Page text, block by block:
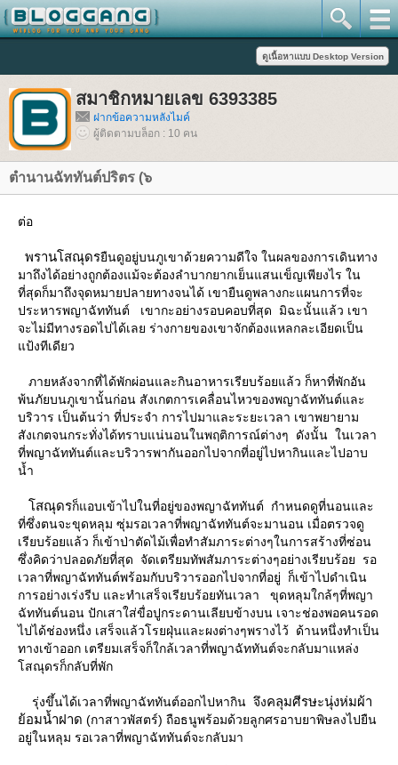
สมาชิกหมายเลข 6393385
ฝากข้อความหลังไมค์
ผู้ติดตามบล็อก : 10 คน
ตำนานฉัททันต์ปริตร (๖
ต่อ
พรานโสณุดรืนดูอยู่บนภูเขาด้วยความดีใจ ในผลของการเดินทาง
มาถึงได้อย่างถูกต้องแม้จะต้องลำบากยากเย็นแสนเข็ญเพียงไร ใน
ที่สุดก็มาถึงจุดหมายปลายทางจนได้ เขายืนดูพลางกะแผนการที่จะ
ประหารพญาฉัททันต์ เขากะอย่างรอบคอบที่สุด มิฉะนั้นแล้ว เขา
จะไม่มีทางรอดไปได้เลย ร่างกายของเขาจักต้องแหลกละเอียดเป็น
ป้งทีเดียว
ภายหลังจากที่ได้พักผ่อนและกินอาหารเรียบร้อยแล้ว ก็หาที่พักอัน
พ้นภัยบนภูเขานั้นก่อน สังเกตการเคลื่อนไหวของพญาฉัททันต์และ
บริวาร เป็นต้นว่า ที่ประจำ การไปมาและระยะเวลา เขาพยายาม
สังเกตจนกระทั่งได้ทราบแน่นอนในพฤติการณ์ต่างๆ ดังนั้น ในเวลา
ที่พญาฉัททันต์และบริวารพากันออกไปจากที่อยู่ไปหากินและไปอาบ
น้ำ
สณุดรก็แอบเข้าไปในที่อยู่ของพญาฉัททันต์ กำหนดดูที่นอนและ
ที่ซึ่งตนจะขุดหลุม ซุ่มรอเวลาที่พญาฉัททันต์จะมานอน เมื่อตรวจดู
เรียบร้อยแล้ว ก็เข้าป่าตัดไม้เพื่อทำสัมภาระต่างๆในการสร้างที่ซ่อน
ซึ่งคิดว่าปลอดภัยที่สุด จัดเตรียมทัพสัมภาระต่างๆอย่างเรียบร้อย รอ
เวลาที่พญาฉัททันต์พร้อมกับบริวารออกไปจากที่อยู่ ก็เข้าไปดำเนิน
การอย่างเร่งรีบ และทำเสร็จเรียบร้อยทันเวลา ขุดหลุมใกล้ๆที่พญา
ฉัททันต์นอน ปักเสาใส่ขื่อปูกระดานเลียบข้างบน เจาะช่องพอคนรอด
ไปได้ช่องหนึ่ง เสร็จแล้วโรยฝุ่นและผงต่างๆพรางไว้ ด้านหนึ่งทำเป็น
ทางเข้าออก เตรียมเสร็จก็ใกล้เวลาที่พญาฉัททันต์จะกลับมาแหล่ง
สณุดรก็กลับที่พัก
รุ่งขึ้นได้เวลาที่พญาฉัททันต์ออกไปหากิน จึงคลุมศีรษะนุ่งห่มผ้า
้อมน้ำฝาด (กาสาวพัสตร์) ถือธนูพร้อมด้วยลูกศรอาบยาพิษลงไปยืน
อยู่ในหลุม รอเวลาที่พญาฉัททันต์จะกลับมา